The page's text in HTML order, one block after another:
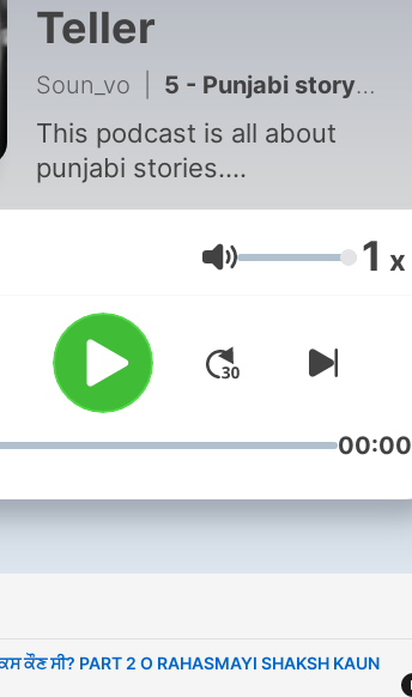
Teller
Soun_vo 5 - Punjabi story o ਰਹੱਸਮਈ ਸ਼ਕਸ ਕੌਣ ਸੀ? PART 2 O RAHASMAYI SHAKSH KAUN C PART 2
This podcast is all about
punjabi stories....
Głośność 1 x
00:00
ਸੀ? PART 2 O RAHASMAYI SHAKSH KAUN